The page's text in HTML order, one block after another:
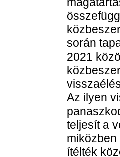
során
2021
Az ilyen
teljesít a
ítélték